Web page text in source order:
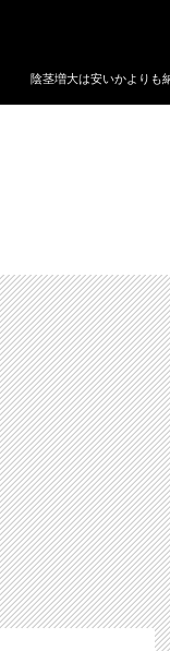
陰茎増大は安いかよりも